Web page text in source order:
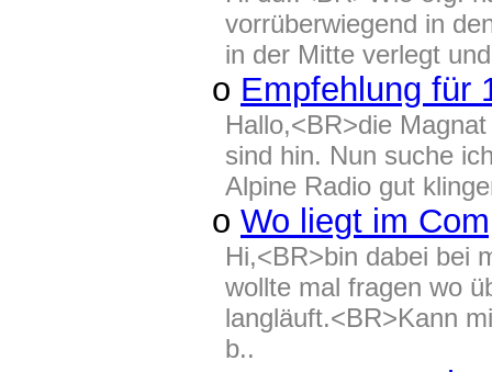
vorrüberwiegend in
in der Mitte verlegt
o Empfehlung für
Hallo,<BR>die
sind hin. Nun suche
Alpine Radio gut
o Wo liegt im
Hi,<BR>bin dabei bei
wollte mal fragen wo
langläuft.<BR>Kann
b..